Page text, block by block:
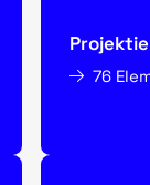
76